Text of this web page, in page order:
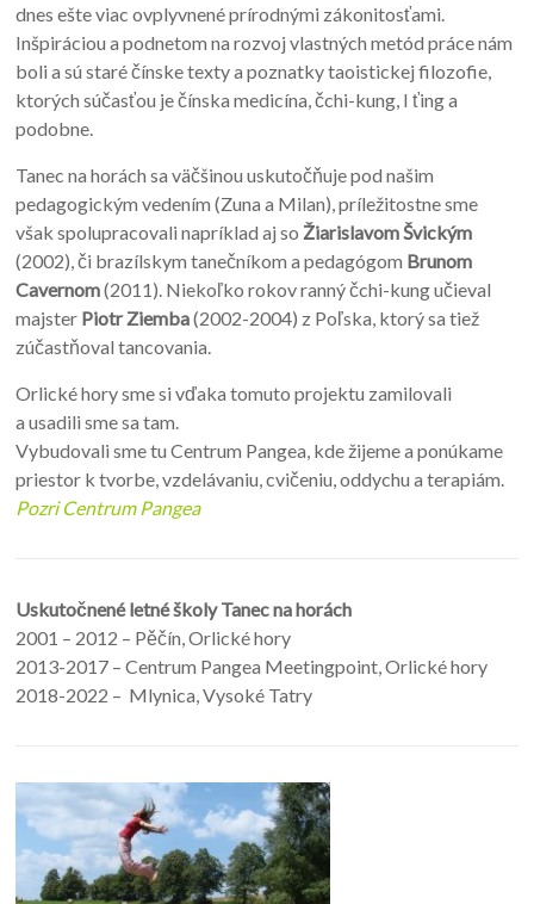
dnes ešte viac ovplyvnené prírodnými zákonitosťami.
Inšpiráciou a podnetom na rozvoj vlastných metód práce nám
boli a sú staré čínske texty a poznatky taoistickej filozofie,
ktorých súčasťou je čínska medicína, čchi-kung, I ťing a
podobne.
Tanec na horách sa väčšinou uskutočňuje pod našim
pedagogickým vedením (Zuna a Milan), príležitostne sme
však spolupracovali napríklad aj so ŽiarislavomŠvickým
(2002), či brazílskym tanečníkom a pedagógom Brunom
Cavernom(2011). Niekoľko rokov ranný čchi-kung učieval
majster Piotr Ziemba(2002-2004) z Poľska, ktorý sa tiež
zúčastňoval tancovania.
Orlické hory sme si vďaka tomuto projektu zamilovali
a usadili sme sa tam.
Vybudovali sme tu Centrum Pangea, kde žijeme a ponúkame
priestor k tvorbe, vzdelávaniu, cvičeniu, oddychu a terapiám.
Pozri Centrum Pangea
Uskutočnené letné školy Tanec na horách
2001 – 2012 – Pěčín, Orlické hory
2013-2017 – Centrum Pangea Meetingpoint, Orlické hory
2018-2022 – Mlynica, Vysoké Tatry